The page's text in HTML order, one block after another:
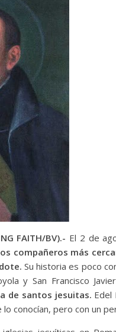
FAITH/BV).- El 2 de
compañeros más
Su historia es poco
y San Francisco
de santos jesuitas. Edel
conocían, pero con un